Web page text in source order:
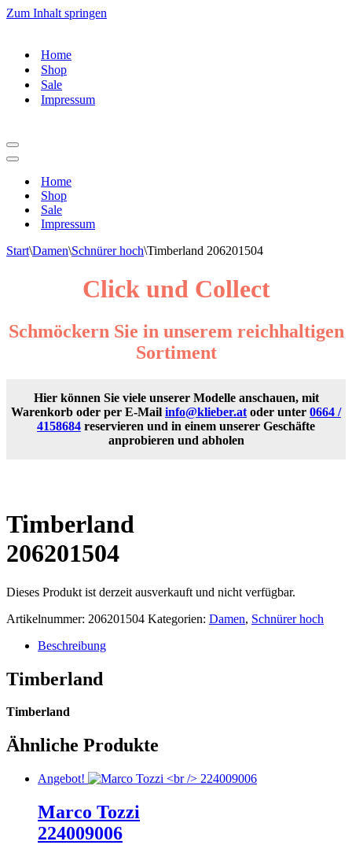
Zum Inhalt springen
Home
Shop
Sale
Impressum
Navigations-
Menü
Navigations-
Home
Shop
Sale
Impressum
Start\Damen\Schnürer hoch\Timberland 206201504
Click und Collect
Schmöckern Sie in unserem reichhaltigen
Sortiment
Hier können Sie viele unserer Modelle anschauen, mit
Warenkorb oder per E-Mail info@klieber.at oder unter 0664 /
4158684 reservieren und in einem unserer Geschäfte
anprobieren und abholen
Timberland
206201504
Dieses Produkt ist derzeit ausverkauft und nicht verfügbar.
Artikelnummer: 206201504 Kategorien: Damen, Schnürer hoch
Beschreibung
Timberland
Timberland
Ähnliche Produkte
Angebot!
Marco Tozzi
224009006